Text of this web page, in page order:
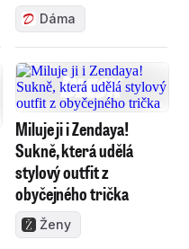
Dáma
Miluje ji i Zendaya!
Sukně, která udělá
stylový outfit z
obyčejného trička
Ženy